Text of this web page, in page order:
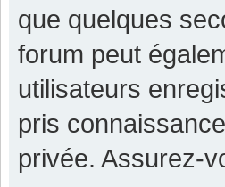
que quelques
forum peut
utilisateurs
pris
privée. Assurez-